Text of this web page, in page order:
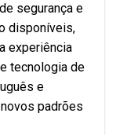
segurança e
disponíveis,
experiência
tecnologia de
e
padrões